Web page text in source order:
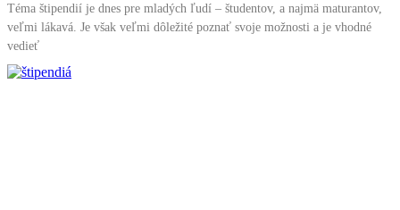
Téma štipendií je dnes pre mladých ľudí – študentov, a najmä maturantov,
veľmi lákavá. Je však veľmi dôležité poznať svoje možnosti a je vhodné
vedieť